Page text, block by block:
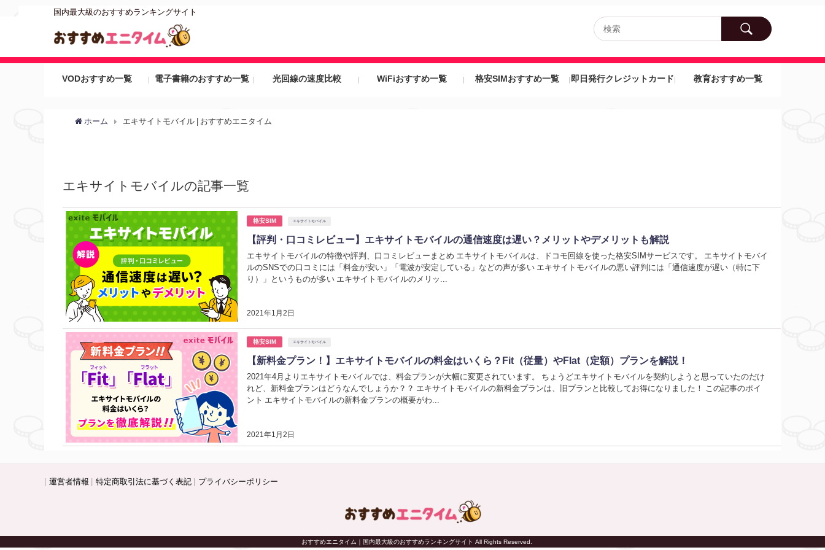
国内最大級のおすすめランキングサイト
VODおすすめ一覧 電子書籍のおすすめ一覧 光回線の速度比較 WiFiおすすめ一覧 格安SIMおすすめ一覧 即日発行クレジットカード 教育おすすめ一覧
ホーム エキサイトモバイル | おすすめエニタイム
エキサイトモバイルの記事一覧
格安SIM エキサイトモバイル
【評判・口コミレビュー】エキサイトモバイルの通信速度は遅い？メリットやデメリットも解説
2021年1月2日
エキサイトモバイルの特徴や評判、口コミレビューまとめ エキサイトモバイルは、ドコモ回線を使った格安SIMサービスです。 エキサイトモバイ
ルのSNSでの口コミには「料金が安い」「電波が安定している」などの声が多い エキサイトモバイルの悪い評判には「通信速度が遅い（特に下
り）」というものが多い エキサイトモバイルのメリッ...
格安SIM エキサイトモバイル
【新料金プラン！】エキサイトモバイルの料金はいくら？Fit（従量）やFlat（定額）プランを解説！
2021年1月2日
2021年4月よりエキサイトモバイルでは、料金プランが大幅に変更されています。 ちょうどエキサイトモバイルを契約しようと思っていたのだけ
れど、新料金プランはどうなんでしょうか？？ エキサイトモバイルの新料金プランは、旧プランと比較してお得になりました！ この記事のポイ
ント エキサイトモバイルの新料金プランの概要がわ...
運営者情報 特定商取引法に基づく表記 プライバシーポリシー
© おすすめエニタイム｜国内最大級のおすすめランキングサイト All Rights Reserved.